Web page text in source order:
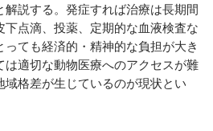
解説する。発症すれば治療は長期間
下点滴、投薬、定期的な血液検査な
ても経済的・精神的な負担が大き
は適切な動物医療へのアクセスが難
域格差が生じているのが現状とい